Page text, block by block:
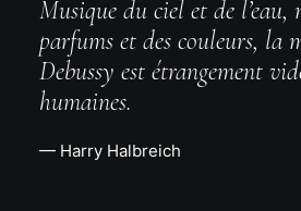
Musique du ciel et de l’eau,
parfums et des couleurs, la
Debussy est étrangement
humaines.
— Harry Halbreich